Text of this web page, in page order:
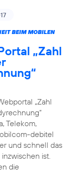
BEIM MOBILEN
„Zahl
„Zahl
Telekom,
debitel
und schnell das
ist.
die